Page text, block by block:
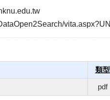
類型
pdf